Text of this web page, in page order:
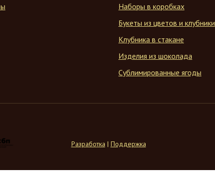
Наборы в коробках
Букеты из цветов и клубники
Клубника в стакане
Изделия из шоколада
Сублимированные ягоды
Разработка | Поддержка